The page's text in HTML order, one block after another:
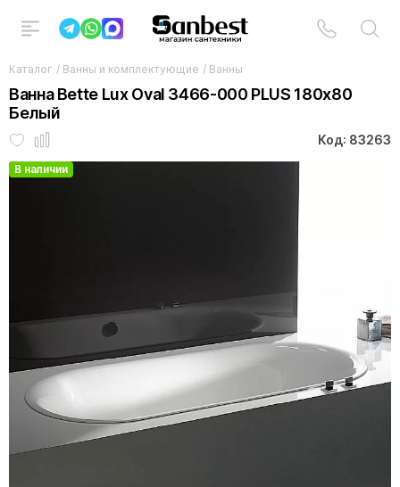
Каталог / Ванны и комплектующие / Ванны
Ванна Bette Lux Oval 3466-000 PLUS 180x80
Белый
Код: 83263
В наличии